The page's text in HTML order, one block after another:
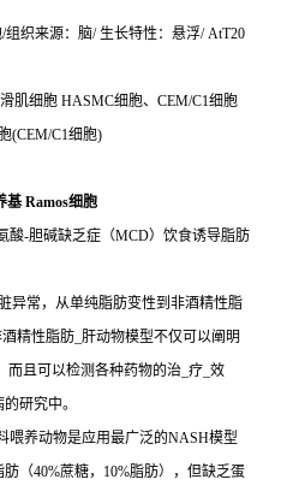
织来源：脑/ 生长特性：悬浮/ AtT20
肌细胞 HASMC细胞、CEM/C1细胞
(CEM/C1细胞)
基 Ramos细胞
酸-胆碱缺乏症（MCD）饮食诱导脂肪
异常，从单纯脂肪变性到非酒精性脂
精性脂肪_肝动物模型不仅可以阐明
而且可以检测各种药物的治_疗_效
研究中。
喂养动物是应用最广泛的NASH模型
（40%蔗糖，10%脂肪），但缺乏蛋